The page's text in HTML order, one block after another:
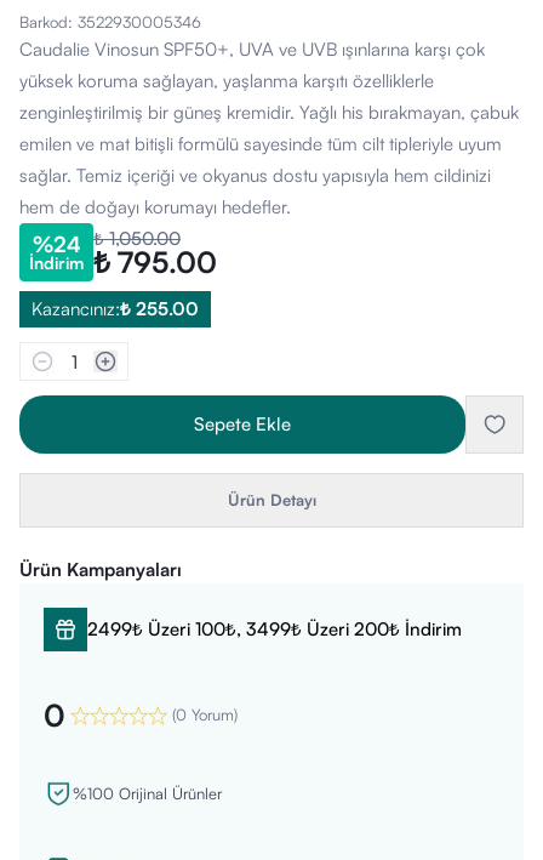
Barkod: 3522930005346
Caudalie Vinosun SPF50+, UVA ve UVB ışınlarına karşı çok
yüksek koruma sağlayan, yaşlanma karşıtı özelliklerle
zenginleştirilmiş bir güneş kremidir. Yağlı his bırakmayan, çabuk
emilen ve mat bitişli formülü sayesinde tüm cilt tipleriyle uyum
sağlar. Temiz içeriği ve okyanus dostu yapısıyla hem cildinizi
hem de doğayı korumayı hedefler.
%24
İndirim
₺ 1,050.00
₺ 795.00
Kazancınız:₺ 255.00
1
Sepete Ekle
Ürün Detayı
Ürün Kampanyaları
2499₺ Üzeri 100₺, 3499₺ Üzeri 200₺ İndirim
0 (0 Yorum)
%100 Orijinal Ürünler